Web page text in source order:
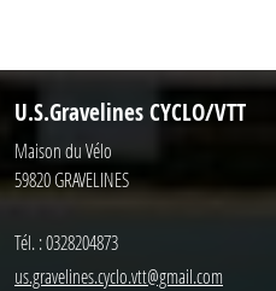
U.S.Gravelines CYCLO/VTT
Maison du Vélo
59820GRAVELINES
Tél. :0328204873
us.gravelines.cyclo.vtt@gmail.com